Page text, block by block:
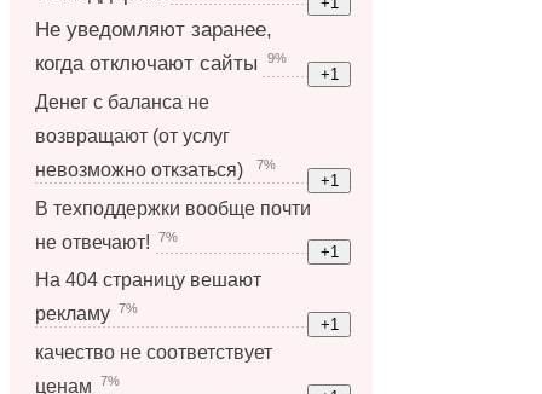
Не уведомляют заранее,
когда отключают сайты
9%
Денег с баланса не
возвращают (от услуг
невозможно откзаться)
7%
В техподдержки вообще почти
не отвечают!
7%
На 404 страницу вешают
рекламу
7%
качество не соответствует
ценам
7%